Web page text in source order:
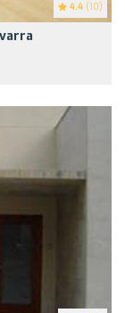
4.4 (10)